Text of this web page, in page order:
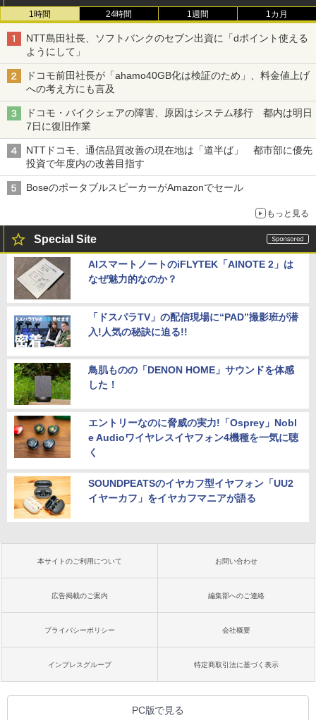
1時間 24時間 1週間 1カ月
NTT島田社長、ソフトバンクのセブン出資に「dポイント使える
ようにして」
ドコモ前田社長が「ahamo40GB化は検証のため」、料金値上げ
への考え方にも言及
ドコモ・バイクシェアの障害、原因はシステム移行 都内は明日
7日に復旧作業
NTTドコモ、通信品質改善の現在地は「道半ば」 都市部に優先
投資で年度内の改善目指す
BoseのポータブルスピーカーがAmazonでセール
もっと見る
Special Site
AIスマートノートのiFLYTEK「AINOTE 2」は
なぜ魅力的なのか？
「ドスパラTV」の配信現場に“PAD”撮影班が潜
入!人気の秘訣に迫る!!
鳥肌ものの「DENON HOME」サウンドを体感
した！
エントリーなのに脅威の実力!「Osprey」Nobl
e Audioワイヤレスイヤフォン4機種を一気に聴
く
SOUNDPEATSのイヤカフ型イヤフォン「UU2
イヤーカフ」をイヤカフマニアが語る
本サイトのご利用について お問い合わせ
広告掲載のご案内 編集部へのご連絡
プライバシーポリシー 会社概要
インプレスグループ 特定商取引法に基づく表示
PC版で見る